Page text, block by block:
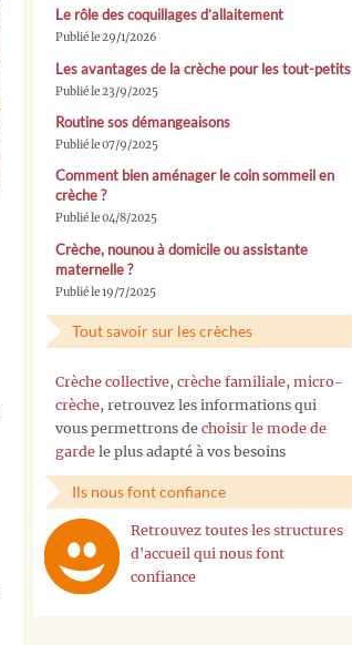
Le rôle des coquillages d’allaitement
Publié le 29/1/2026
Les avantages de la crèche pour les tout-petits
Publié le 23/9/2025
Routine sos démangeaisons
Publié le 07/9/2025
Comment bien aménager le coin sommeil en
crèche ?
Publié le 04/8/2025
Crèche, nounou à domicile ou assistante
maternelle ?
Publié le 19/7/2025
Tout savoir sur les crèches
Crèche collective, crèche familiale, micro-
crèche, retrouvez les informations qui
vous permettrons de choisir le mode de
garde le plus adapté à vos besoins
Ils nous font confiance
Retrouvez toutes les structures
d'accueil qui nous font
confiance